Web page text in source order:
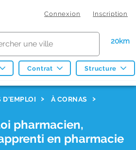
Connexion Inscription
20km
Contrat Structure
D'EMPLOI À CORNAS
pharmacien,
en pharmacie